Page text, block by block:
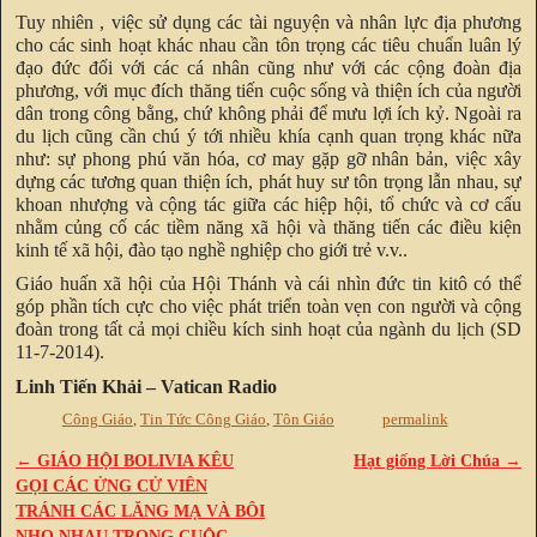
Tuy nhiên , việc sử dụng các tài nguyện và nhân lực địa phương
cho các sinh hoạt khác nhau cần tôn trọng các tiêu chuẩn luân lý
đạo đức đối với các cá nhân cũng như với các cộng đoàn địa
phương, với mục đích thăng tiến cuộc sống và thiện ích của người
dân trong công bằng, chứ không phải để mưu lợi ích kỷ. Ngoài ra
du lịch cũng cần chú ý tới nhiều khía cạnh quan trọng khác nữa
như: sự phong phú văn hóa, cơ may gặp gỡ nhân bản, việc xây
dựng các tương quan thiện ích, phát huy sư tôn trọng lẫn nhau, sự
khoan nhượng và cộng tác giữa các hiệp hội, tổ chức và cơ cấu
nhằm củng cố các tiềm năng xã hội và thăng tiến các điều kiện
kinh tế xã hội, đào tạo nghề nghiệp cho giới trẻ v.v..
Giáo huấn xã hội của Hội Thánh và cái nhìn đức tin kitô có thể
góp phần tích cực cho việc phát triển toàn vẹn con người và cộng
đoàn trong tất cả mọi chiều kích sinh hoạt của ngành du lịch (SD
11-7-2014).
Linh Tiến Khải – Vatican Radio
Công Giáo, Tin Tức Công Giáo, Tôn Giáo permalink
Post navigation
← GIÁO HỘI BOLIVIA KÊU
GỌI CÁC ỬNG CỬ VIÊN
TRÁNH CÁC LĂNG MẠ VÀ BÔI
Hạt giống Lời Chúa →